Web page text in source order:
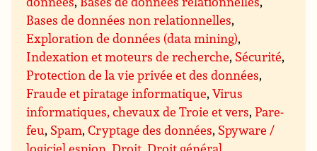
Bases de données non relationnelles,
Exploration de données (data mining),
Indexation et moteurs de recherche, Sécurité,
Protection de la vie privée et des données,
Fraude et piratage informatique,Virus
informatiques, chevaux de Troie et vers,Pare-
feu, Spam,Cryptage des données, Spyware /